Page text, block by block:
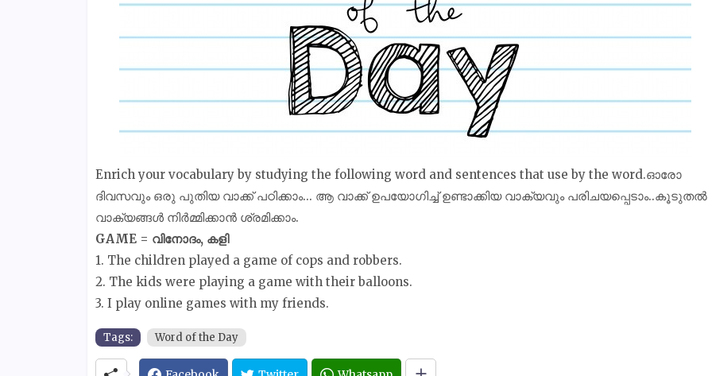
Enrich your vocabulary by studying the following word and sentences that use by the word.ഓരോ
ദിവസവും ഒരു പുതിയ വാക്ക് പഠിക്കാം... ആ വാക്ക് ഉപയോഗിച്ച് ഉണ്ടാക്കിയ വാക്യവും പരിചയപ്പെടാം..കൂടുതൽ
വാക്യങ്ങൾ നിർമ്മിക്കാൻ ശ്രമിക്കാം.
GAME = വിനോദം, കളി
1. The children played a game of cops and robbers.
2. The kids were playing a game with their balloons.
3. I play online games with my friends.
Tags: Word of the Day